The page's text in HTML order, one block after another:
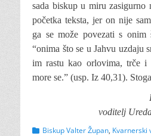
sada biskup u miru zasigurno
početka teksta, jer on nije
ga se može povezati s onim
“onima što se u Jahvu uzdaju
im rastu kao orlovima, trče i
more se.” (usp. Iz 40,31).
voditelj
Categories
Biskup Valter Župan, Kvarnerski